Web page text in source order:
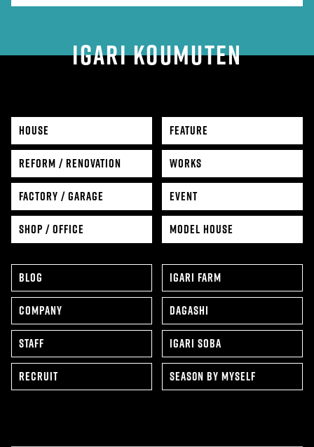
IGARI KOUMUTEN
HOUSE
FEATURE
REFORM / RENOVATION
WORKS
FACTORY / GARAGE
EVENT
SHOP / OFFICE
MODEL HOUSE
BLOG
IGARI FARM
COMPANY
DAGASHI
STAFF
IGARI SOBA
RECRUIT
SEAS0N BY MYSELF